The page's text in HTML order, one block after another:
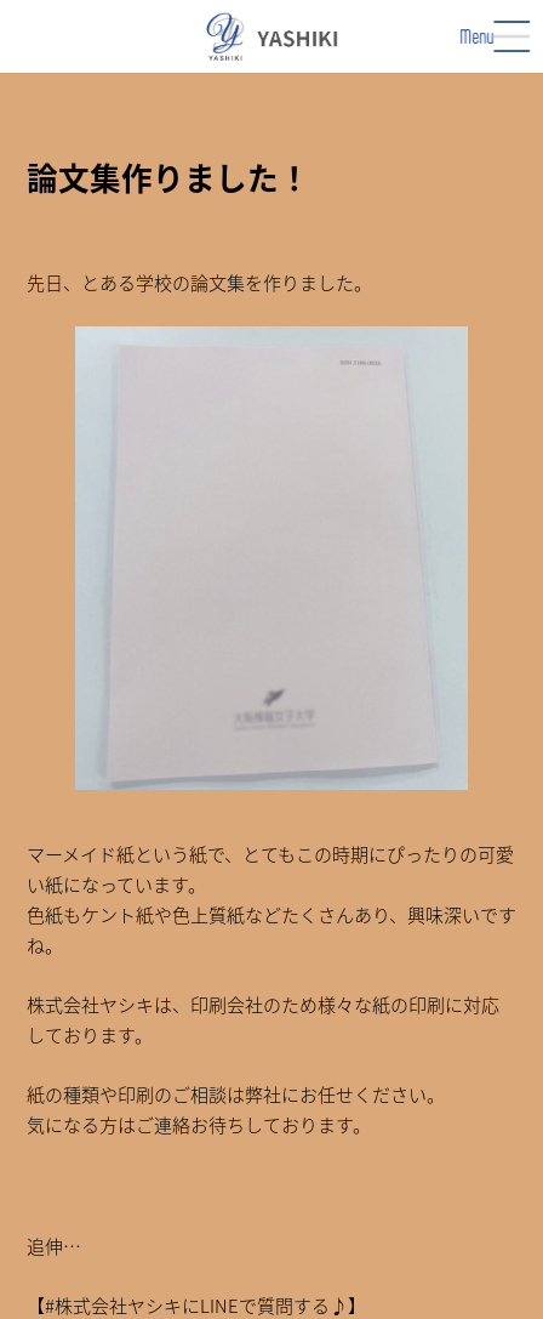
Menu
論文集作りました！
先日、とある学校の論文集を作りました。
マーメイド紙という紙で、とてもこの時期にぴったりの可愛
い紙になっています。
色紙もケント紙や色上質紙などたくさんあり、興味深いです
ね。
株式会社ヤシキは、印刷会社のため様々な紙の印刷に対応
しております。
紙の種類や印刷のご相談は弊社にお任せください。
気になる方はご連絡お待ちしております。
追伸…
【#株式会社ヤシキにLINEで質問する♪】